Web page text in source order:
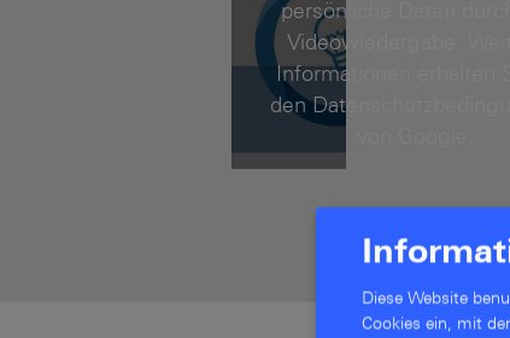
persönliche Daten durch
Videowiedergabe.
Informationen erhalten
den
Diese Website
Cookies ein, mit